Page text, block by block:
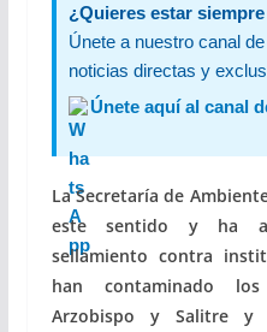
¿Quieres estar
Únete a nuestro canal
noticias directas y
Únete aquí al canal
La Secretaría de
este sentido y ha
sellamiento contra
han contaminado
Arzobispo y Salitre y